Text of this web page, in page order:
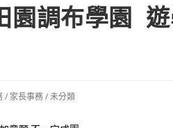
調布學園
/ 家長事務/未分類